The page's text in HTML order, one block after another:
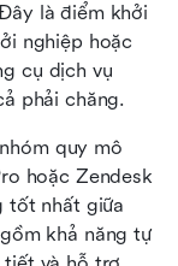
là điểm khởi
nghiệp hoặc
cụ dịch vụ
phải chăng.
quy mô
hoặc Zendesk
tốt nhất giữa
khả năng tự